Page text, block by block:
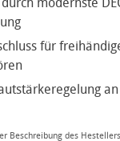
für
Beschreibung des